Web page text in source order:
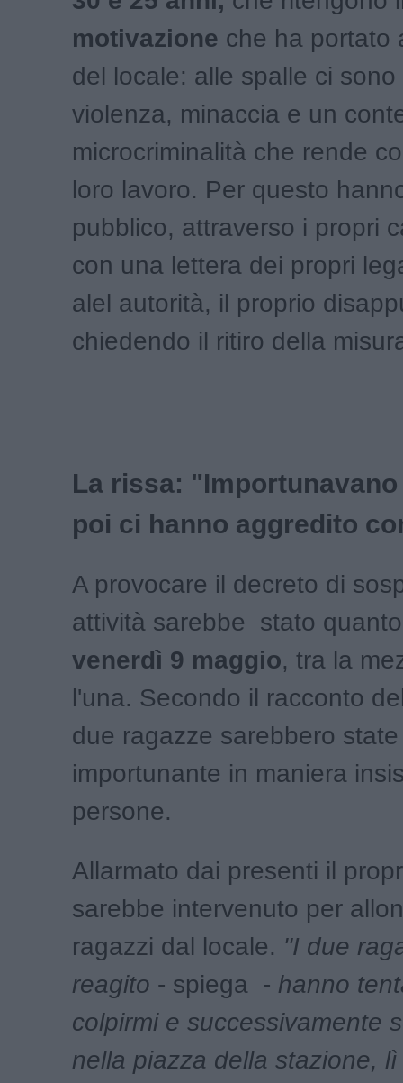
motivazione che ha portato
del locale: alle spalle ci
violenza, minaccia e un
microcriminalità che rende
loro lavoro. Per questo
pubblico, attraverso i propri
con una lettera dei propri
alel autorità, il proprio
chiedendo il ritiro della
La rissa: "Importunavano
poi ci hanno aggredito
A provocare il decreto di
attività sarebbe stato
venerdì 9 maggio, tra la
l'una. Secondo il racconto
due ragazze sarebbero state
importunante in maniera
persone.
Allarmato dai presenti il
sarebbe intervenuto per
ragazzi dal locale. "I due
reagito - spiega - hanno
colpirmi e successivamente
nella piazza della stazione,